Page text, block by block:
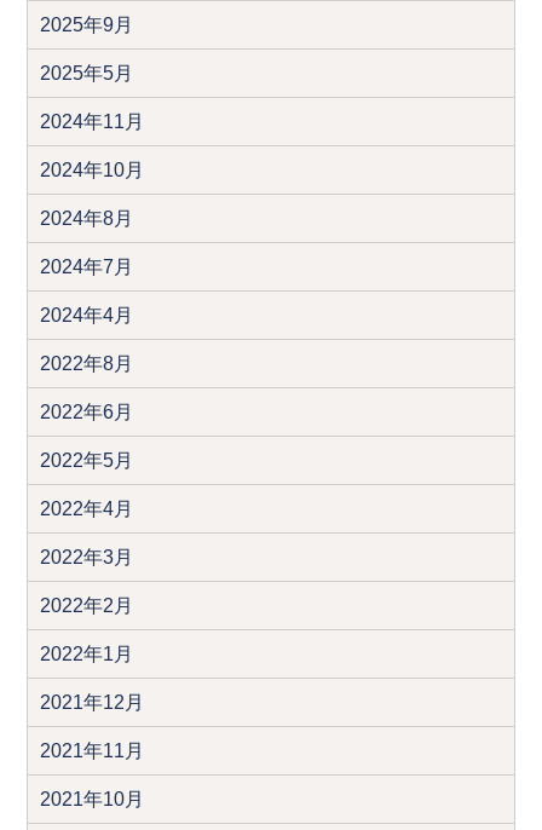
2025年9月
2025年5月
2024年11月
2024年10月
2024年8月
2024年7月
2024年4月
2022年8月
2022年6月
2022年5月
2022年4月
2022年3月
2022年2月
2022年1月
2021年12月
2021年11月
2021年10月